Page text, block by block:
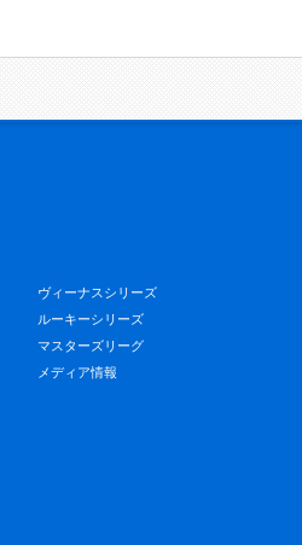
ヴィーナスシリーズ
ルーキーシリーズ
マスターズリーグ
メディア情報